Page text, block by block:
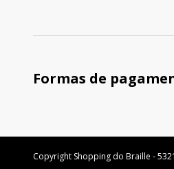
Formas de
Copyright Shopping do Braille -